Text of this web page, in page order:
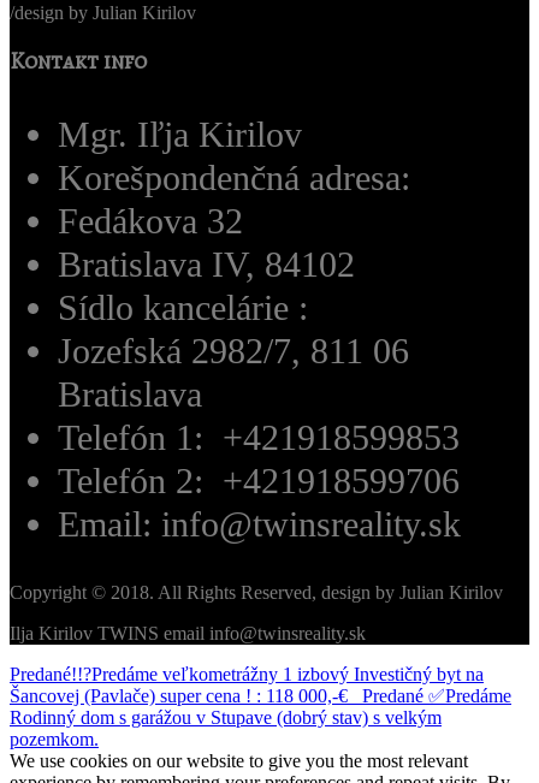
/design by Julian Kirilov
Kontakt info
Mgr. Iľja Kirilov
Korešpondenčná adresa:
Fedákova 32
Bratislava IV, 84102
Sídlo kancelárie :
Jozefská 2982/7, 811 06
Bratislava
Telefón 1: +421918599853
Telefón 2: +421918599706
Email: info@twinsreality.sk
Copyright © 2018. All Rights Reserved, design by Julian Kirilov
Ilja Kirilov TWINS email info@twinsreality.sk
Predané!!?Predáme veľkometrážny 1 izbový Investičný byt na
Šancovej (Pavlače) super cena ! : 118 000,-€
Predané ✅Predáme
Rodinný dom s garážou v Stupave (dobrý stav) s velkým
pozemkom.
We use cookies on our website to give you the most relevant